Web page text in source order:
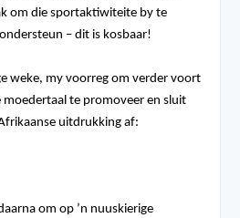
om die sportaktiwiteite by te
– dit is kosbaar!
weke, my voorreg om verder voort
moedertaal te promoveer en sluit
uitdrukking af:
om op ’n nuuskierige